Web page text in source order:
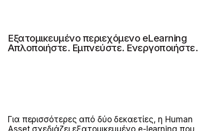
Εξατομικευμένο περιεχόμενο eLearning
Απλοποιήστε. Εμπνεύστε. Ενεργοποιήστε.
Για περισσότερες από δύο δεκαετίες, η Human